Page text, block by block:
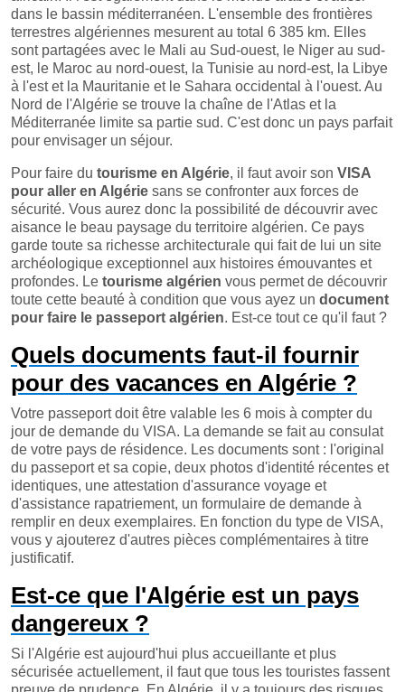
dans le bassin méditerranéen. L'ensemble des frontières
terrestres algériennes mesurent au total 6 385 km. Elles
sont partagées avec le Mali au Sud-ouest, le Niger au sud-
est, le Maroc au nord-ouest, la Tunisie au nord-est, la Libye
à l'est et la Mauritanie et le Sahara occidental à l'ouest. Au
Nord de l'Algérie se trouve la chaîne de l'Atlas et la
Méditerranée limite sa partie sud. C'est donc un pays parfait
pour envisager un séjour.
Pour faire du tourisme en Algérie, il faut avoir son VISA
pour aller en Algérie sans se confronter aux forces de
sécurité. Vous aurez donc la possibilité de découvrir avec
aisance le beau paysage du territoire algérien. Ce pays
garde toute sa richesse architecturale qui fait de lui un site
archéologique exceptionnel aux histoires émouvantes et
profondes. Le tourisme algérien vous permet de découvrir
toute cette beauté à condition que vous ayez un document
pour faire le passeport algérien. Est-ce tout ce qu'il faut ?
Quels documents faut-il fournir
pour des vacances en Algérie ?
Votre passeport doit être valable les 6 mois à compter du
jour de demande du VISA. La demande se fait au consulat
de votre pays de résidence. Les documents sont : l'original
du passeport et sa copie, deux photos d'identité récentes et
identiques, une attestation d'assurance voyage et
d'assistance rapatriement, un formulaire de demande à
remplir en deux exemplaires. En fonction du type de VISA,
vous y ajouterez d'autres pièces complémentaires à titre
justificatif.
Est-ce que l'Algérie est un pays
dangereux ?
Si l'Algérie est aujourd'hui plus accueillante et plus
sécurisée actuellement, il faut que tous les touristes fassent